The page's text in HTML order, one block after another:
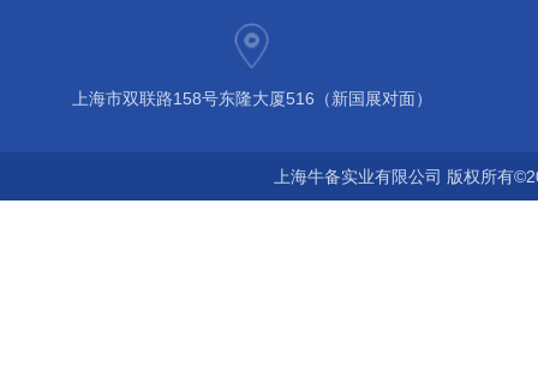
上海市双联路158号东隆大厦516（新国展对面）
上海牛备实业有限公司 版权所有